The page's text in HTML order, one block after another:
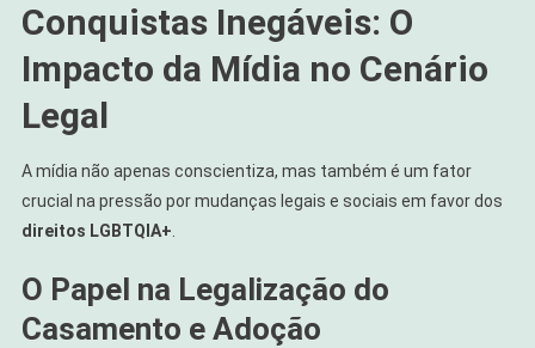
Conquistas Inegáveis: O
Impacto da Mídia no Cenário
Legal
A mídia não apenas conscientiza, mas também é um fator
crucial na pressão por mudanças legais e sociais em favor dos
direitos LGBTQIA+.
O Papel na Legalização do
Casamento e Adoção